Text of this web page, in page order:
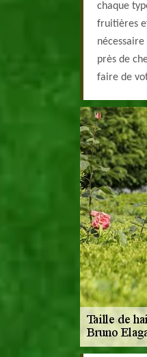
chaque
fruitières
près de
faire de